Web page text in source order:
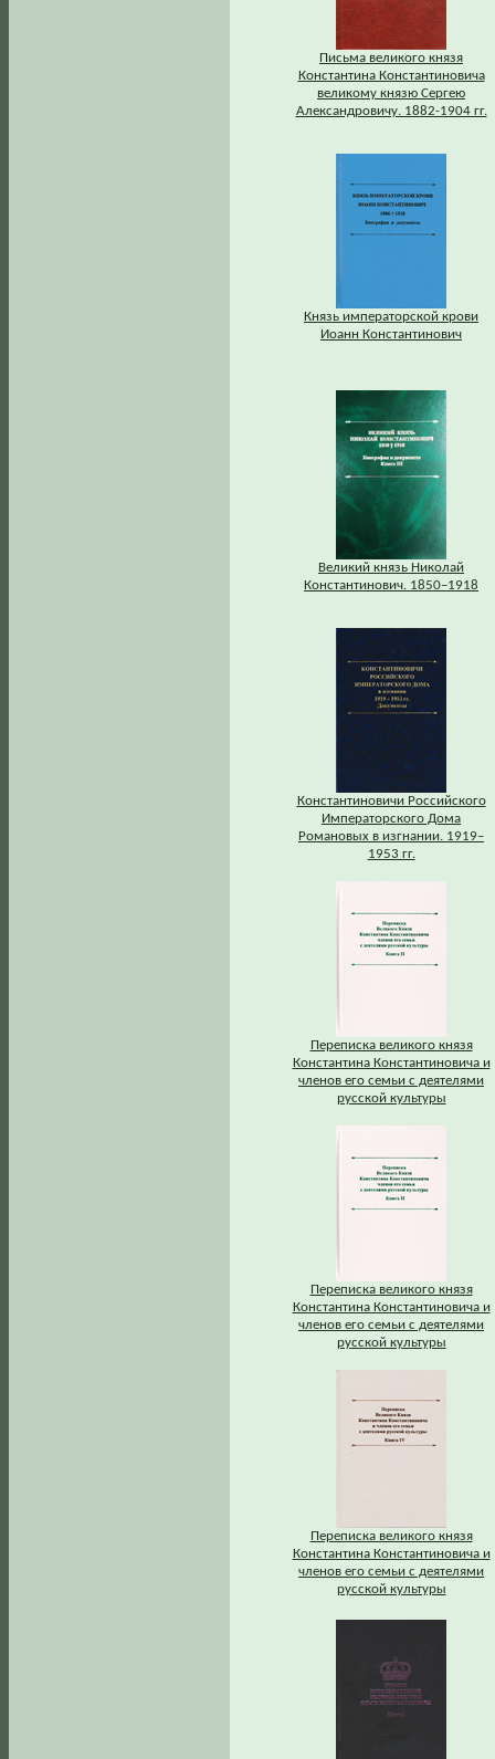
Письма великого князя
Константина Константиновича
великому князю Сергею
Александровичу. 1882-1904 гг.
Князь императорской крови
Иоанн Константинович
Великий князь Николай
Константинович. 1850–1918
Константиновичи Российского
Императорского Дома
Романовых в изгнании. 1919–
1953 гг.
Переписка великого князя
Константина Константиновича и
членов его семьи с деятелями
русской культуры
Переписка великого князя
Константина Константиновича и
членов его семьи с деятелями
русской культуры
Переписка великого князя
Константина Константиновича и
членов его семьи с деятелями
русской культуры